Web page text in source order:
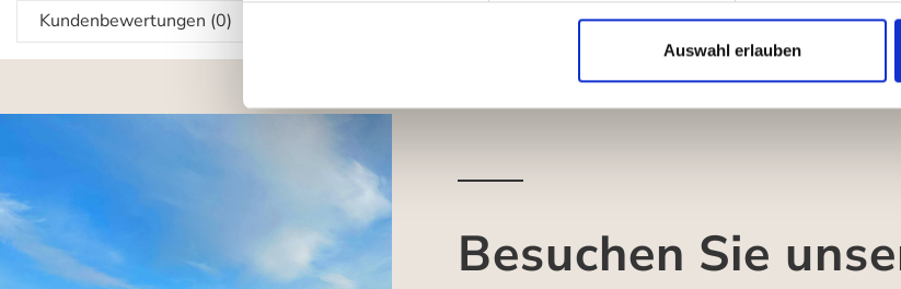
Auswahl erlauben
Kundenbewertungen (0)
Besuchen Sie